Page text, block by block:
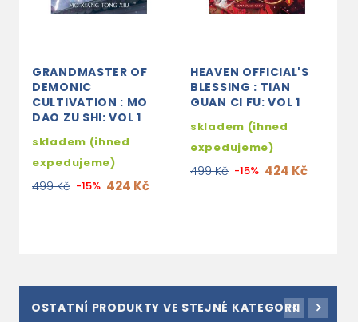
GRANDMASTER OF
DEMONIC
CULTIVATION : MO
DAO ZU SHI: VOL 1
skladem (ihned
expedujeme)
499 Kč -15% 424 Kč
HEAVEN OFFICIAL'S
BLESSING : TIAN
GUAN CI FU: VOL 1
skladem (ihned
expedujeme)
499 Kč -15% 424 Kč
OSTATNÍ PRODUKTY VE STEJNÉ KATEGORII